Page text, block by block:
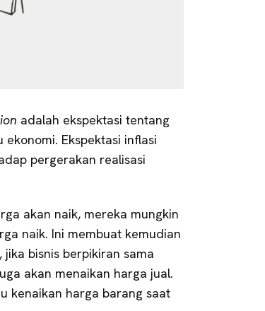
adalah ekspektasi tentang
Ekspektasi inflasi
pergerakan realisasi
akan naik, mereka mungkin
naik. Ini membuat kemudian
bisnis berpikiran sama
akan menaikan harga jual.
kenaikan harga barang saat